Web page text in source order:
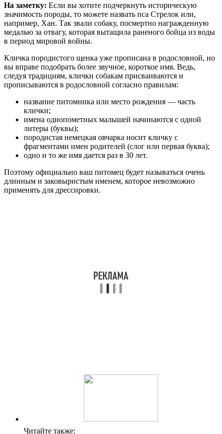
На заметку: Если вы хотите подчеркнуть историческую
значимость породы, то можете назвать пса Стрелок или,
например, Хан. Так звали собаку, посмертно награжденную
медалью за отвагу, которая вытащила раненого бойца из воды
в период мировой войны.
Кличка породистого щенка уже прописана в родословной, но
вы вправе подобрать более звучное, короткое имя. Ведь,
следуя традициям, клички собакам присваиваются и
прописываются в родословной согласно правилам:
название питомника или место рождения — часть
клички;
имена однопометных малышей начинаются с одной
литеры (буквы);
породистая немецкая овчарка носит кличку с
фрагментами имен родителей (слог или первая буква);
одно и то же имя дается раз в 30 лет.
Поэтому официально ваш питомец будет называться очень
длинным и заковыристым именем, которое невозможно
применять для дрессировки.
Читайте также: